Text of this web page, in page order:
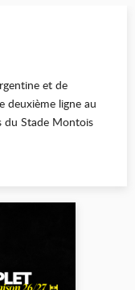
et de
deuxième ligne au
du Stade Montois